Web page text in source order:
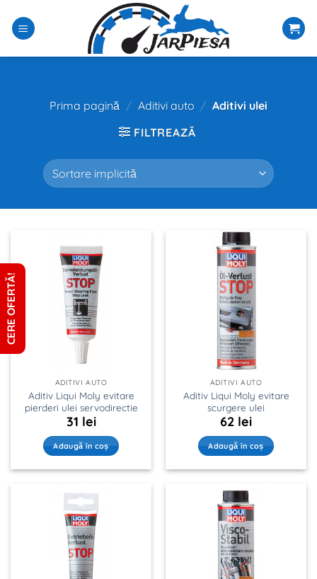
conținut
Prima pagină / Aditivi auto / Aditivi ulei
FILTREAZĂ
ADITIVI AUTO
Aditiv Liqui Moly evitare
pierderi ulei servodirectie
31 lei
Adaugă în coș
ADITIVI AUTO
Aditiv Liqui Moly evitare
scurgere ulei
62 lei
Adaugă în coș
CERE OFERTĂ!